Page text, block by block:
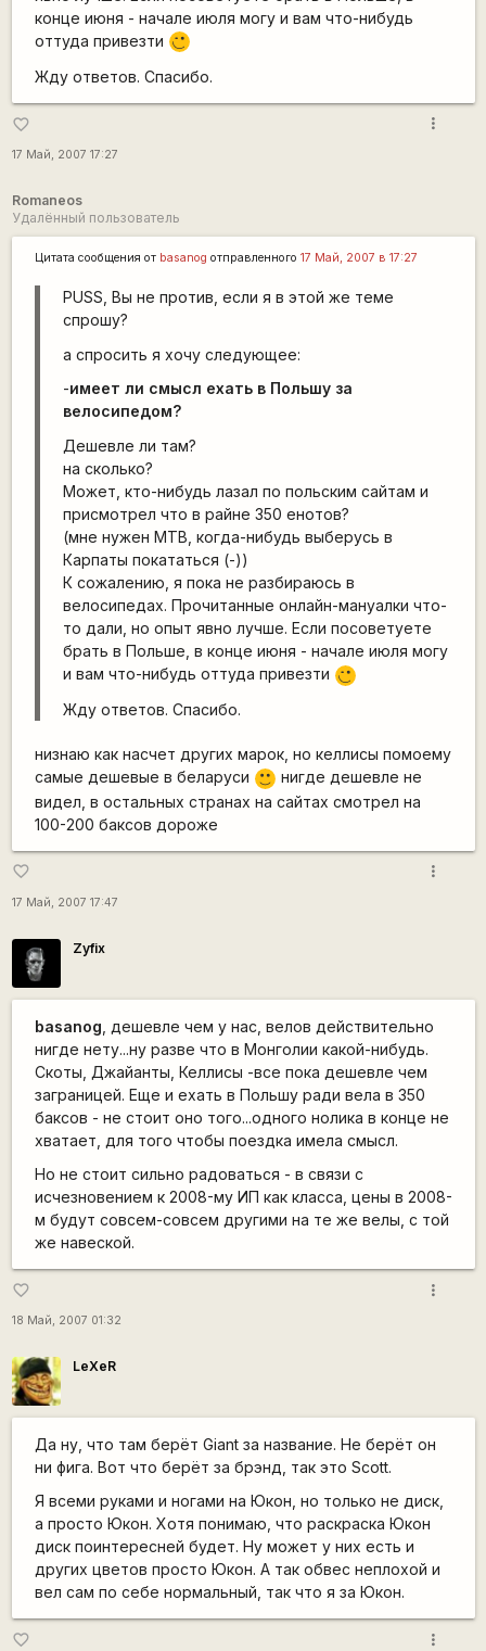
конце июня - начале июля могу и вам что-нибудь
оттуда привезти
;)
Жду ответов. Спасибо.
favorite_border
17 Май, 2007 17:27
more_vert
Romaneos
Удалённый пользователь
Цитата сообщения от basanog отправленного 17 Май, 2007 в 17:27
PUSS, Вы не против, если я в этой же теме
спрошу?
а спросить я хочу следующее:
-имеет ли смысл ехать в Польшу за
велосипедом?
Дешевле ли там?
на сколько?
Может, кто-нибудь лазал по польским сайтам и
присмотрел что в райне 350 енотов?
(мне нужен МТВ, когда-нибудь выберусь в
Карпаты покататься (-))
К сожалению, я пока не разбираюсь в
велосипедах. Прочитанные онлайн-мануалки что-
то дали, но опыт явно лучше. Если посоветуете
брать в Польше, в конце июня - начале июля могу
и вам что-нибудь оттуда привезти
;)
Жду ответов. Спасибо.
низнаю как насчет других марок, но келлисы помоему
самые дешевые в беларуси
:)
нигде дешевле не
видел, в остальных странах на сайтах смотрел на
100-200 баксов дороже
favorite_border
17 Май, 2007 17:47
more_vert
Zyfix
basanog , дешевле чем у нас, велов действительно
нигде нету...ну разве что в Монголии какой-нибудь.
Скоты, Джайанты, Келлисы -все пока дешевле чем
заграницей. Еще и ехать в Польшу ради вела в 350
баксов - не стоит оно того...одного нолика в конце не
хватает, для того чтобы поездка имела смысл.
Но не стоит сильно радоваться - в связи с
исчезновением к 2008-му ИП как класса, цены в 2008-
м будут совсем-совсем другими на те же велы, с той
же навеской.
favorite_border
18 Май, 2007 01:32
more_vert
LeXeR
Да ну, что там берёт Giant за название. Не берёт он
ни фига. Вот что берёт за брэнд, так это Scott.
Я всеми руками и ногами на Юкон, но только не диск,
а просто Юкон. Хотя понимаю, что раскраска Юкон
диск поинтересней будет. Ну может у них есть и
других цветов просто Юкон. А так обвес неплохой и
вел сам по себе нормальный, так что я за Юкон.
favorite_border more_vert